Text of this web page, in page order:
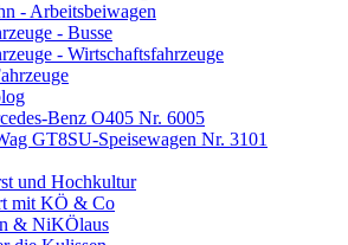
- Arbeitsbeiwagen
- Busse
- Wirtschaftsfahrzeuge
Benz O405 Nr. 6005
GT8SU-Speisewagen Nr. 3101
und Hochkultur
mit KÖ & Co
& NiKÖlaus